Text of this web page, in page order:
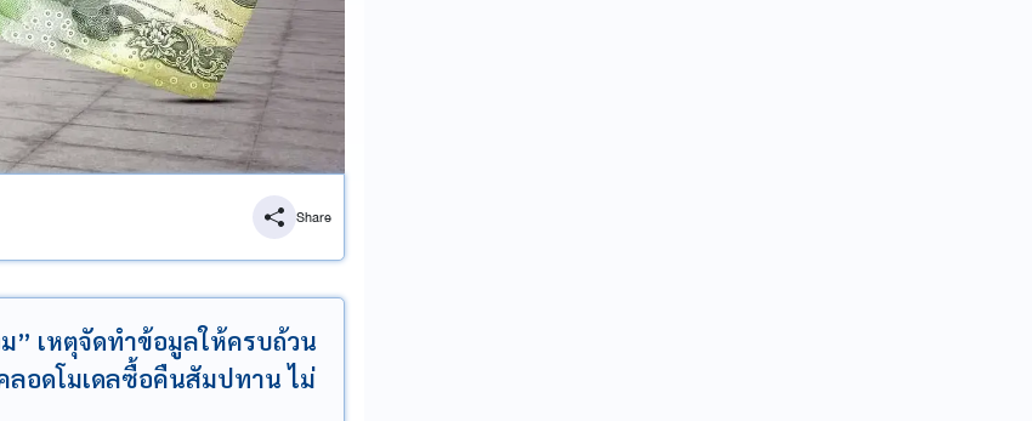
Share
” เหตุจัดทำข้อมูลให้ครบถ้วน
ลอดโมเดลซื้อคืนสัมปทาน ไม่